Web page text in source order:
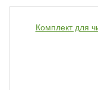
Комплект для